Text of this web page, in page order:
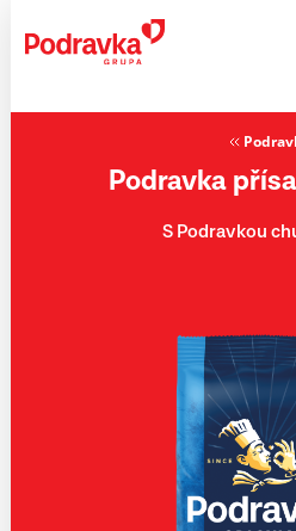
obsahu
Podravka
S Podravkou